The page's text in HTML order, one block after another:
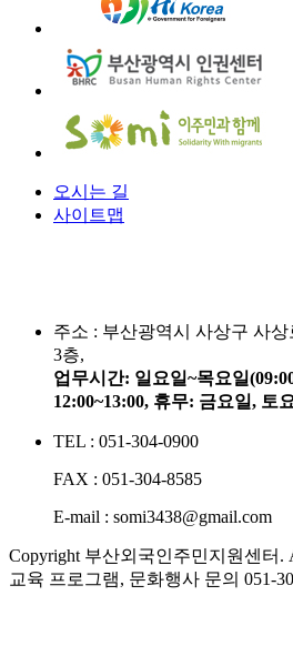
오시는 길
사이트맵
주소 : 부산광역시 사상구 사
3층,
업무시간: 일요일~목요일
12:00~13:00, 휴무: 금요일, 토
TEL : 051-304-0900
FAX : 051-304-8585
E-mail : somi3438@gmail.com
Copyright 부산외국인주민지원센터.
교육 프로그램, 문화행사 문의 051-